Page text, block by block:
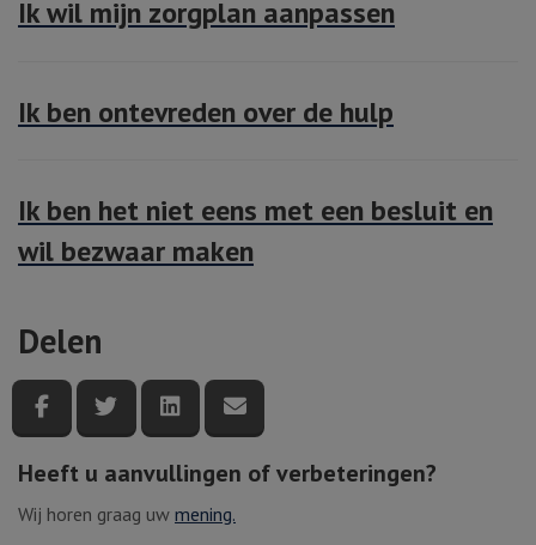
Ik wil mijn zorgplan aanpassen
Ik ben ontevreden over de hulp
Ik ben het niet eens met een besluit en
wil bezwaar maken
Delen
Deel deze pagina via Facebook
Deel deze pagina via Twitter
Deel deze pagina via LinkedIn
Heeft u aanvullingen of verbeteringen?
Wij horen graag uw mening.